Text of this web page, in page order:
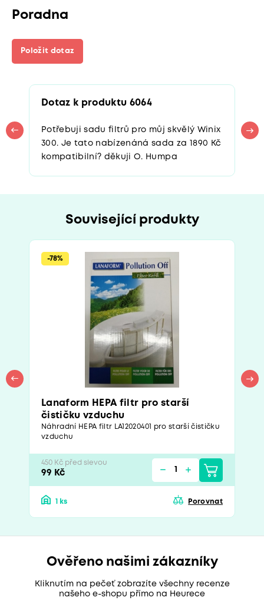
Poradna
Položit dotaz
Dotaz k produktu 6064
Potřebuji sadu filtrů pro můj skvělý Winix
300. Je tato nabízenáná sada za 1890 Kč
kompatibilní? děkuji O. Humpa
Související produkty
-78%
Lanaform HEPA filtr pro starší
čističku vzduchu
Náhradní HEPA filtr LA12020401 pro starší čističku
vzduchu
450 Kč před slevou
99 Kč
1 ks Porovnat
Ověřeno našimi zákazníky
Kliknutím na pečeť zobrazíte všechny recenze
našeho e-shopu přímo na Heurece